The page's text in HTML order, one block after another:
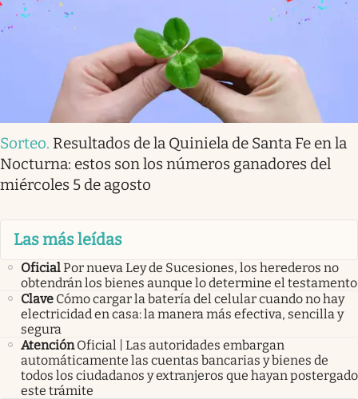
Sorteo. Resultados de la Quiniela de Santa Fe en la
Nocturna: estos son los números ganadores del
miércoles 5 de agosto
Las más leídas
OficialPor nueva Ley de Sucesiones, los herederos no
obtendrán los bienes aunque lo determine el testamento
Clave Cómo cargar la batería del celular cuando no hay
electricidad en casa: la manera más efectiva, sencilla y
segura
Atención Oficial | Las autoridades embargan
automáticamente las cuentas bancarias y bienes de
todos los ciudadanos y extranjeros que hayan postergado
este trámite